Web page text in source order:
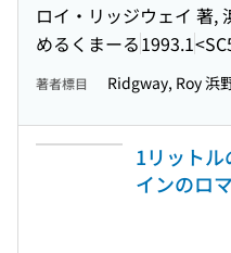
ロイ・リッジウェイ 著,
めるくまーる1993.1
著者標目 Ridgway, Roy 浜
1リットル
インのロ